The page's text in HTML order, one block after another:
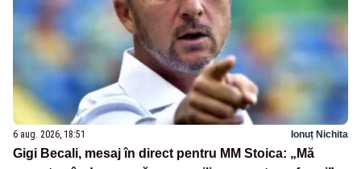
6 aug. 2026, 18:51 Ionuț Nichita
Gigi Becali, mesaj în direct pentru MM Stoica: „Mă